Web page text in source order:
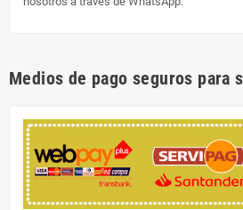
Medios de pago seguros para